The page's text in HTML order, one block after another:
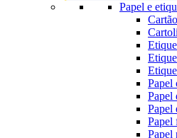
Papel e
Papel
Papel
Papel
Papel
Papel